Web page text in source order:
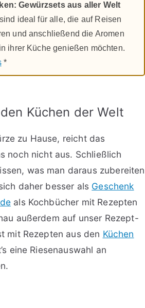
Gewürzsets aus aller Welt
ideal für alle, die auf Reisen
und anschließend die Aromen
ihrer Küche genießen möchten.
*
Küchen der Welt
zu Hause, reicht das
noch nicht aus. Schließlich
was man daraus zubereiten
daher besser als Geschenk
als Kochbücher mit Rezepten
außerdem auf unser Rezept-
mit Rezepten aus den Küchen
eine Riesenauswahl an